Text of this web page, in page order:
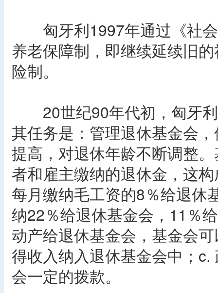
匈牙利1997年通过《社会
养老保障制，即继续延续旧
险制。
20世纪90年代初，匈牙利
其任务是：管理退休基金会
提高，对退休年龄不断调整
者和雇主缴纳的退休金，这
每月缴纳毛工资的8％给退休
纳22％给退休基金会，11％
动产给退休基金会，基金会
得收入纳入退休基金会中；
会一定的拨款。